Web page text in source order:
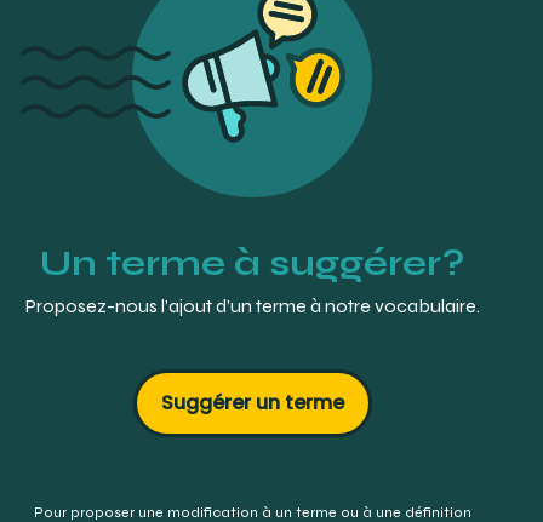
Un terme à suggérer?
Proposez-nous l’ajout d’un terme à notre vocabulaire.
Suggérer un terme
Pour proposer une modification à un terme ou à une définition